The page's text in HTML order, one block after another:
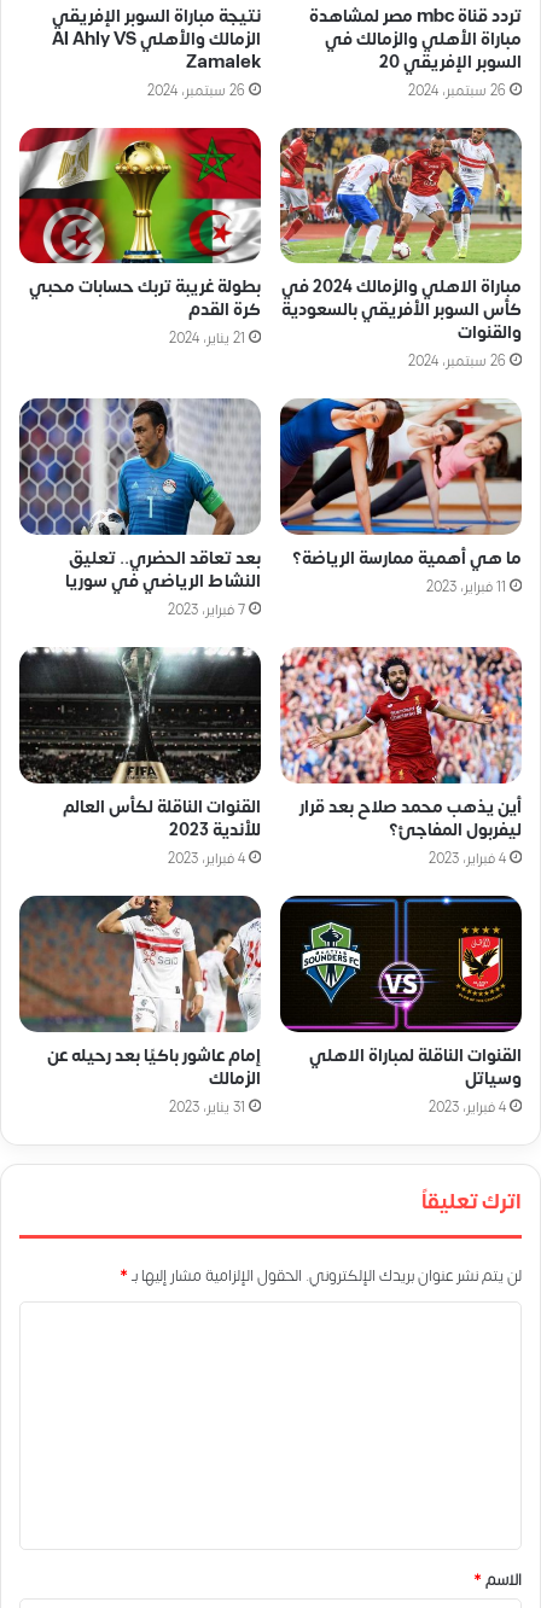
تردد قناة mbc مصر لمشاهدة
مباراة الأهلي والزمالك في
السوبر الإفريقي 20
26 سبتمبر، 2024
نتيجة مباراة السوبر الإفريقي
الزمالك والأهلي Al Ahly VS
Zamalek
26 سبتمبر، 2024
مباراة الاهلي والزمالك 2024 في
كأس السوبر الأفريقي بالسعودية
والقنوات
26 سبتمبر، 2024
بطولة غريبة تربك حسابات محبي
كرة القدم
21 يناير، 2024
ما هي أهمية ممارسة الرياضة؟
11 فبراير، 2023
بعد تعاقد الحضري.. تعليق
النشاط الرياضي في سوريا
7 فبراير، 2023
أين يذهب محمد صلاح بعد قرار
ليفربول المفاجئ؟
4 فبراير، 2023
القنوات الناقلة لكأس العالم
للأندية 2023
4 فبراير، 2023
القنوات الناقلة لمباراة الاهلي
وسياتل
4 فبراير، 2023
إمام عاشور باكيًا بعد رحيله عن
الزمالك
31 يناير، 2023
اترك تعليقاً
لن يتم نشر عنوان بريدك الإلكتروني. الحقول الإلزامية مشار إليها بـ*
*
الاسم*